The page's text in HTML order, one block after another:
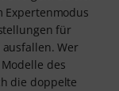
Expertenmodus
für
Wer
des
die doppelte